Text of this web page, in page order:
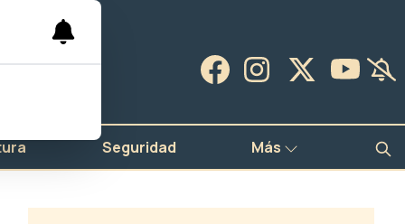
Seguridad Más